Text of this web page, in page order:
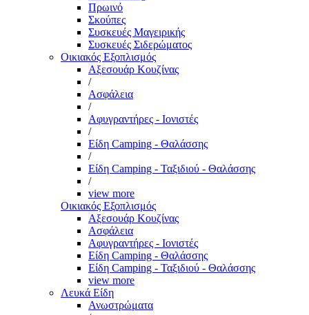
Πρωινό
Σκούπες
Συσκευές Μαγειρικής
Συσκευές Σιδερώματος
Οικιακός Εξοπλισμός
Αξεσουάρ Κουζίνας
/
Ασφάλεια
/
Αφυγραντήρες - Ιονιστές
/
Είδη Camping - Θαλάσσης
/
Είδη Camping - Ταξιδιού - Θαλάσσης
/
view more
Οικιακός Εξοπλισμός
Αξεσουάρ Κουζίνας
Ασφάλεια
Αφυγραντήρες - Ιονιστές
Είδη Camping - Θαλάσσης
Είδη Camping - Ταξιδιού - Θαλάσσης
view more
Λευκά Είδη
Ανωστρώματα